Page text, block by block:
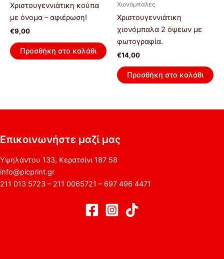
Xριστουγεννιάτικη κούπα
με όνομα – αφιέρωση!
€9,00
Προσθήκη στο καλάθι
Χιονόμπαλες
Χριστουγεννιάτικη
χιονόμπαλα 2 όψεων με
φωτογραφία.
€14,00
Προσθήκη στο καλάθι
Επικοινωνήστε μαζί μας
Υψηλάντου 133, Κερατσίνι 187 58
info@picprint.gr
211 013 5723 – 211 0065721 – 697 496 4471